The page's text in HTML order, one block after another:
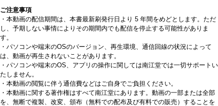
ご注意事項
・本動画の配信期間は、本書最新刷発行日より 5 年間をめどとします。ただ
し、予期しない事情によりその期間内でも配信を停止する可能性がありま
す。
・パソコンや端末のOSのバージョン、再生環境、通信回線の状況によって
は、動画が再生されないことがあります。
・パソコンや端末のOS、アプリの操作に関しては南江堂では一切サポートい
たしません。
・本動画の閲覧に伴う通信費などはご自身でご負担ください。
・本動画に関する著作権はすべて南江堂にあります。動画の一部または全部
を、無断で複製、改変、頒布（無料での配布及び有料での販売）することを